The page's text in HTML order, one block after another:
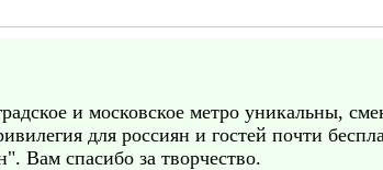
и московское метро уникальны,
для россиян и гостей почти
Вам спасибо за творчество.